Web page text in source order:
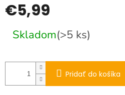
€5,99
cena:
Skladom(>5 ks)
Pridať do košíka